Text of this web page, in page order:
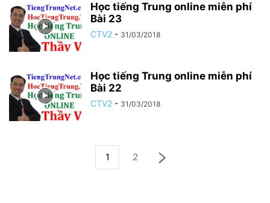
Học tiếng Trung online miễn phí
Bài 23
CTV2 - 31/03/2018
Học tiếng Trung online miễn phí
Bài 22
CTV2 - 31/03/2018
1 2